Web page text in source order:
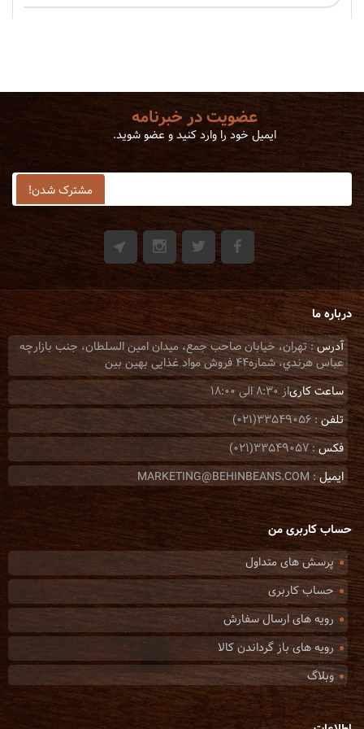
عضویت در خبرنامه
ایمیل خود را وارد کنید و عضو شوید.
درباره ما
آدرس: تهران، خيابان صاحب جمع، ميدان امين السلطان، جنب بازارچه
عباس هرندي، شماره44 فروش مواد غذایی بهین بین
ساعت کاریاز 8:30 الی 18:00
تلفن : 33549056(021)
فکس: 33549057(021)
ایمیل: MARKETING@BEHINBEANS.COM
حساب کاربری من
پرسش های متداول
حساب کاربری
رویه های ارسال سفارش
رویه های باز گرداندن کالا
وبلاگ